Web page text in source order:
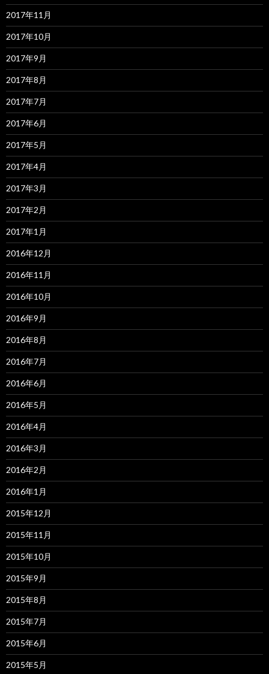
2017年11月
2017年10月
2017年9月
2017年8月
2017年7月
2017年6月
2017年5月
2017年4月
2017年3月
2017年2月
2017年1月
2016年12月
2016年11月
2016年10月
2016年9月
2016年8月
2016年7月
2016年6月
2016年5月
2016年4月
2016年3月
2016年2月
2016年1月
2015年12月
2015年11月
2015年10月
2015年9月
2015年8月
2015年7月
2015年6月
2015年5月